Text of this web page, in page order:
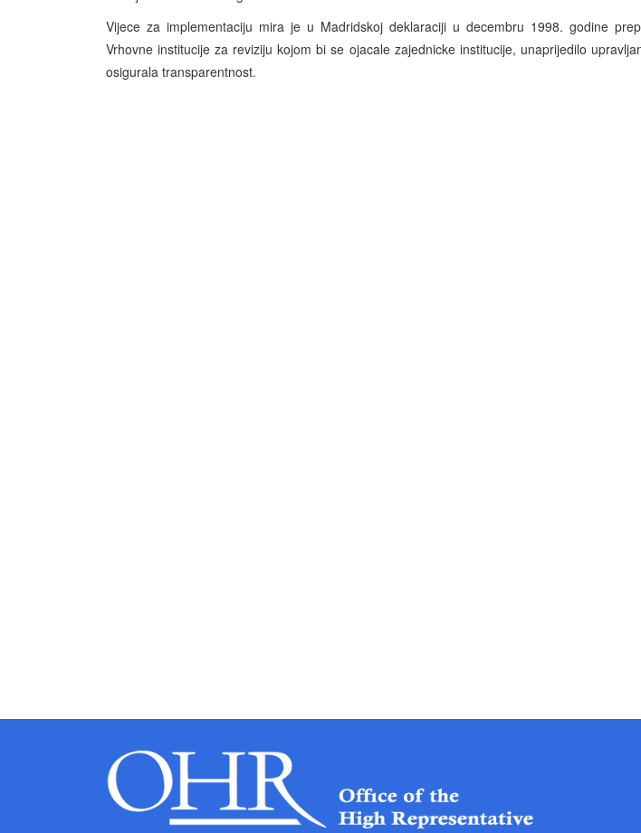
Vijece za implementaciju mira je u Madridskoj deklaraciji u decembru 1998. godine
Vrhovne institucije za reviziju kojom bi se ojacale zajednicke institucije, unaprijedilo
osigurala transparentnost.